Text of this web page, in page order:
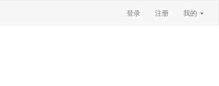
登录 注册 我的